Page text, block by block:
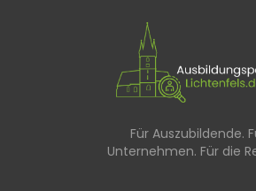
Für Auszubildende.
Unternehmen. Für die